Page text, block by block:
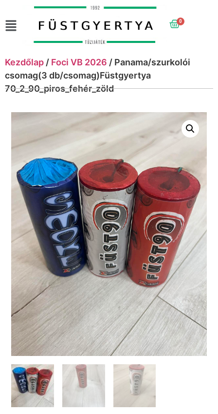
0
Kezdőlap / Foci VB 2026 / Panama/szurkolói
csomag(3 db/csomag)Füstgyertya
70_2_90_piros_fehér_zöld